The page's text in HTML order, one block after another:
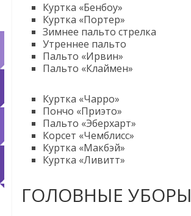
Куртка «Бенбоу»
Куртка «Портер»
Зимнее пальто стрелка
Утреннее пальто
Пальто «Ирвин»
Пальто «Клаймен»
Куртка «Чарро»
Пончо «Приэто»
Пальто «Эберхарт»
Корсет «Чемблисс»
Куртка «Макбэй»
Куртка «Ливитт»
ГОЛОВНЫЕ УБОРЫ